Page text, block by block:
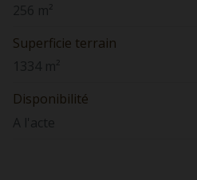
256 m²
Superficie terrain
1334 m²
Disponibilité
A l'acte